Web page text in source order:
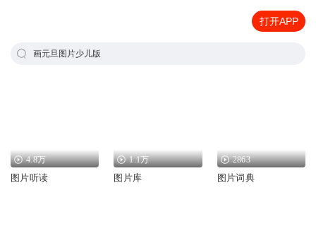
打开APP
画元旦图片少儿版
4.8万
图片听读
1.1万
图片库
2863
图片词典